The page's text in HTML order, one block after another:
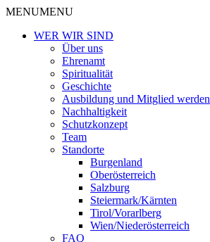
MENUMENU
WER WIR SIND
Über uns
Ehrenamt
Spiritualität
Geschichte
Ausbildung und Mitglied werden
Nachhaltigkeit
Schutzkonzept
Team
Standorte
Burgenland
Oberösterreich
Salzburg
Steiermark/Kärnten
Tirol/Vorarlberg
Wien/Niederösterreich
FAQ